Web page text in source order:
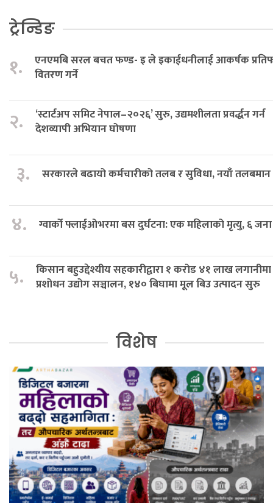
ट्रेन्डिङ
१.
एनएमबि सरल बचत फण्ड- इ ले इकाईधनीलाई आकर्षक
वितरण गर्ने
२.
‘स्टार्टअप समिट नेपाल–२०२६’ सुरु, उद्यमशीलता प्रवर्द्धन गर्न
देशव्यापी अभियान घोषणा
३. सरकारले बढायो कर्मचारीको तलब र सुविधा, नयाँ
४. ग्वार्को फ्लाईओभरमा बस दुर्घटना: एक महिलाको मृत्यु, ६
५.
किसान बहुउद्देश्यीय सहकारीद्वारा १ करोड ४१ लाख
प्रशोधन उद्योग सञ्चालन, १४० बिघामा मूल बिउ उत्पादन सुरु
विशेष